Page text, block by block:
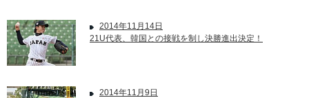
2014年11月14日
21U代表、韓国との接戦を制し決勝進出決定！
2014年11月9日